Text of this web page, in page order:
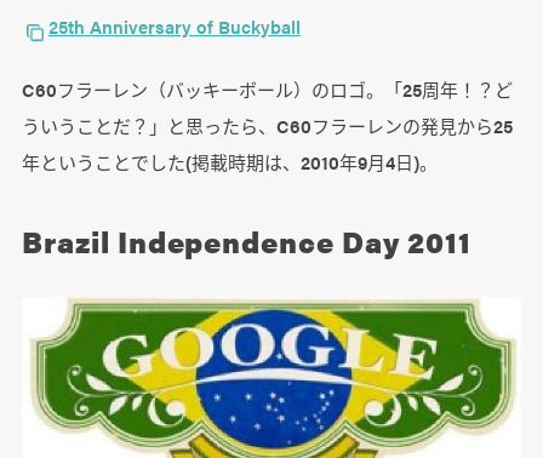
25th Anniversary of Buckyball
C60フラーレン（バッキーボール）のロゴ。「25周年！？ど
ういうことだ？」と思ったら、C60フラーレンの発見から25
年ということでした(掲載時期は、2010年9月4日)。
Brazil Independence Day 2011